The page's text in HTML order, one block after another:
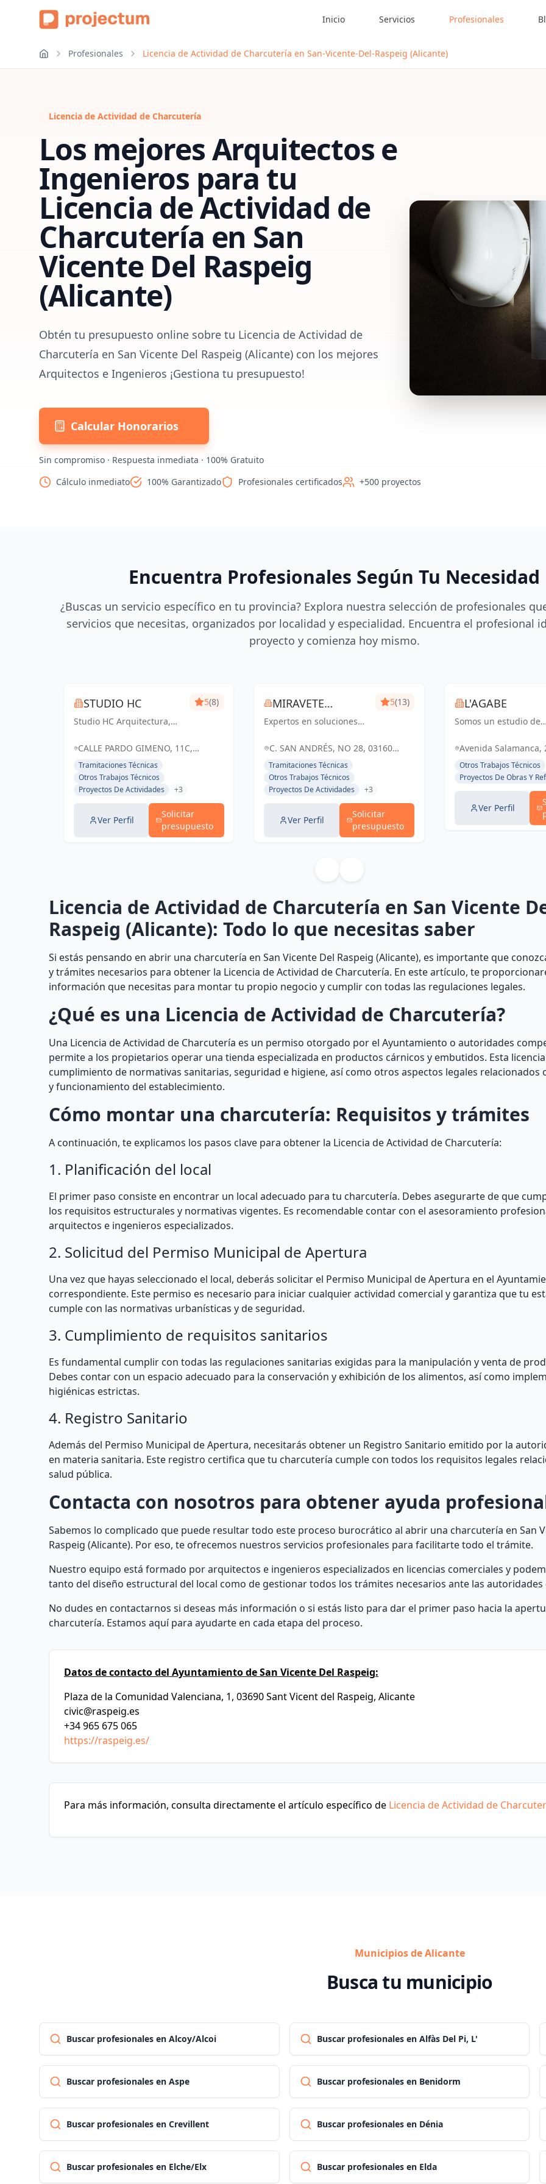
Inicio Servicios Profesionales
Profesionales Licencia de Actividad de Charcutería en San-Vicente-Del-Raspeig (Alicante)
Licencia de Actividad de Charcutería
Los mejores Arquitectos e
Ingenieros para tu
Licencia de Actividad de
Charcutería en San
Vicente Del Raspeig
(Alicante)
Obtén tu presupuesto online sobre tu Licencia de Actividad de
Charcutería en San Vicente Del Raspeig (Alicante) con los mejores
Arquitectos e Ingenieros ¡Gestiona tu presupuesto!
Calcular Honorarios
Sin compromiso · Respuesta inmediata · 100% Gratuito
Cálculo inmediato
100% Garantizado Profesionales certificados +500 proyectos
Encuentra Profesionales Según Tu Necesidad
¿Buscas un servicio específico en tu provincia? Explora nuestra selección de profesionales
servicios que necesitas, organizados por localidad y especialidad. Encuentra el profesional
proyecto y comienza hoy mismo.
STUDIO HC
Studio HC Arquitectura,
dinamismo
5(8)
CALLE PARDO GIMENO, 11C,
ALICANTE (ALACANT), ESPAÑA,
España
Tramitaciones Técnicas
Otros Trabajos Técnicos
Proyectos De Actividades
+3
Ver Perfil
Solicitar
presupuesto
MIRAVETE
INGENIEROS
Expertos en soluciones
empresariales, con más
experiencia, nos
especializamos en
gestionar todas las
necesarias...
5(13)
C. SAN ANDRÉS, NO 28, 03160
ALMORADÍ, ESPAÑA, España
Tramitaciones Técnicas
Otros Trabajos Técnicos
Proyectos De Actividades
+3
Ver Perfil
Solicitar
presupuesto
L'AGABE
Somos un estudio de
especializado en
planimetría, selección
materiales y
Transformamos
Avenida Salamanca,
(Alacant), España,
Otros Trabajos Técnicos
Proyectos De Obras Y
Ver Perfil
Licencia de Actividad de Charcutería en San Vicente
Raspeig (Alicante): Todo lo que necesitas saber
Si estás pensando en abrir una charcutería en San Vicente Del Raspeig (Alicante), es importante que
y trámites necesarios para obtener la Licencia de Actividad de Charcutería. En este artículo, te
información que necesitas para montar tu propio negocio y cumplir con todas las regulaciones legales.
¿Qué es una Licencia de Actividad de Charcutería?
Una Licencia de Actividad de Charcutería es un permiso otorgado por el Ayuntamiento o autoridades
permite a los propietarios operar una tienda especializada en productos cárnicos y embutidos. Esta
cumplimiento de normativas sanitarias, seguridad e higiene, así como otros aspectos legales relacionados
y funcionamiento del establecimiento.
Cómo montar una charcutería: Requisitos y trámites
A continuación, te explicamos los pasos clave para obtener la Licencia de Actividad de Charcutería:
1. Planificación del local
El primer paso consiste en encontrar un local adecuado para tu charcutería. Debes asegurarte de que
los requisitos estructurales y normativas vigentes. Es recomendable contar con el asesoramiento
arquitectos e ingenieros especializados.
2. Solicitud del Permiso Municipal de Apertura
Una vez que hayas seleccionado el local, deberás solicitar el Permiso Municipal de Apertura en el
correspondiente. Este permiso es necesario para iniciar cualquier actividad comercial y garantiza que tu
cumple con las normativas urbanísticas y de seguridad.
3. Cumplimiento de requisitos sanitarios
Es fundamental cumplir con todas las regulaciones sanitarias exigidas para la manipulación y venta de
Debes contar con un espacio adecuado para la conservación y exhibición de los alimentos, así como
higiénicas estrictas.
4. Registro Sanitario
Además del Permiso Municipal de Apertura, necesitarás obtener un Registro Sanitario emitido por la
en materia sanitaria. Este registro certifica que tu charcutería cumple con todos los requisitos legales
salud pública.
Contacta con nosotros para obtener ayuda
Sabemos lo complicado que puede resultar todo este proceso burocrático al abrir una charcutería en San
Raspeig (Alicante). Por eso, te ofrecemos nuestros servicios profesionales para facilitarte todo el trámite.
Nuestro equipo está formado por arquitectos e ingenieros especializados en licencias comerciales y
tanto del diseño estructural del local como de gestionar todos los trámites necesarios ante las autoridades
No dudes en contactarnos si deseas más información o si estás listo para dar el primer paso hacia la
charcutería. Estamos aquí para ayudarte en cada etapa del proceso.
Datos de contacto del Ayuntamiento de San Vicente Del Raspeig:
Plaza de la Comunidad Valenciana, 1, 03690 Sant Vicent del Raspeig, Alicante
civic@raspeig.es
+34 965 675 065
https://raspeig.es/
Para más información, consulta directamente el artículo específico de Licencia de Actividad de
Municipios de Alicante
Busca tu municipio
Buscar profesionales en Alcoy/Alcoi Buscar profesionales en Alfàs Del Pi, L'
Buscar profesionales en Aspe Buscar profesionales en Benidorm
Buscar profesionales en Crevillent Buscar profesionales en Dénia
Buscar profesionales en Elche/Elx Buscar profesionales en Elda